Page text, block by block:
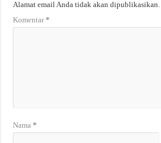
Alamat email Anda tidak akan dipublikasikan.
Komentar*
Nama*